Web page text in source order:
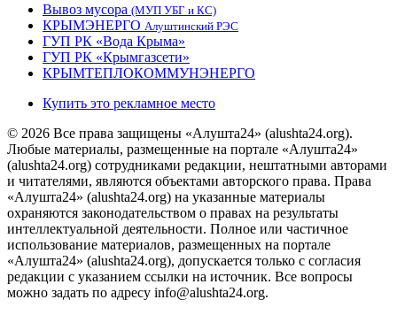
Вывоз мусора (МУП УБГ и КС)
КРЫМЭНЕРГО Алуштинский РЭС
ГУП РК «Вода Крыма»
ГУП РК «Крымгазсети»
КРЫМТЕПЛОКОММУНЭНЕРГО
Купить это рекламное место
© 2026 Все права защищены «Алушта24» (alushta24.org).
Любые материалы, размещенные на портале «Алушта24»
(alushta24.org) сотрудниками редакции, нештатными авторами
и читателями, являются объектами авторского права. Права
«Алушта24» (alushta24.org) на указанные материалы
охраняются законодательством о правах на результаты
интеллектуальной деятельности. Полное или частичное
использование материалов, размещенных на портале
«Алушта24» (alushta24.org), допускается только с согласия
редакции с указанием ссылки на источник. Все вопросы
можно задать по адресу info@alushta24.org.